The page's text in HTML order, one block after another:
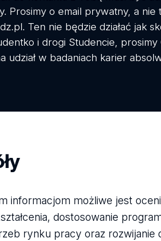
Prosimy o email prywatny, a nie
Ten nie będzie działać jak
i drogi Studencie, prosimy
udział w badaniach karier
informacjom możliwe jest
dostosowanie
rynku pracy oraz rozwijanie